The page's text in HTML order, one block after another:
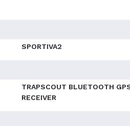
SPORTIVA2
TRAPSCOUT BLUETOOTH
RECEIVER